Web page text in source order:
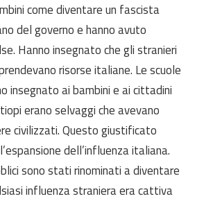
come diventare un fascista
del governo e hanno avuto
Hanno insegnato che gli stranieri
risorse italiane. Le scuole
insegnato ai bambini e ai cittadini
erano selvaggi che avevano
civilizzati. Questo giustificato
dell’influenza italiana.
sono stati rinominati a diventare
influenza straniera era cattiva